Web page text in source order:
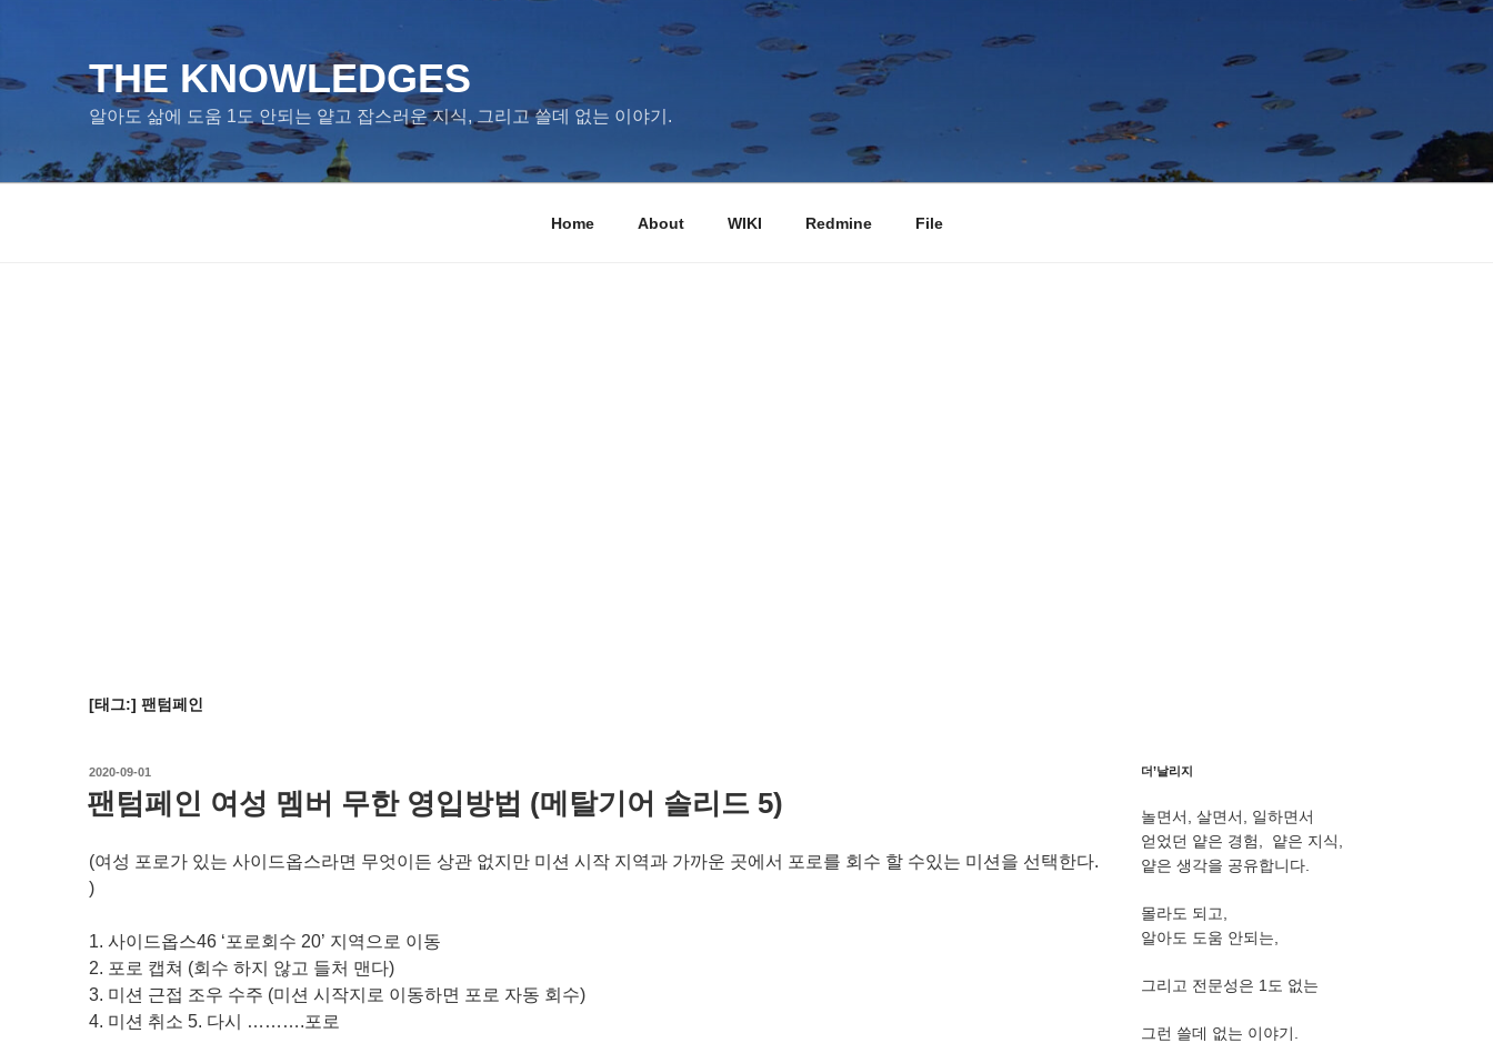
로
THE KNOWLEDGES
알아도 삶에 도움 1도 안되는 얕고 잡스러운 지식, 그리고 쓸데 없는 이야기.
Home About WIKI Redmine File
[태그:] 팬텀페인
작
일
2020-09-01
팬텀페인 여성 멤버 무한 영입방법 (메탈기어 솔리드 5)
(여성 포로가 있는 사이드옵스라면 무엇이든 상관 없지만 미션 시작 지역과 가까운 곳에서 포로를 회수 할 수있는 미션을 선택한다.
)
1. 사이드옵스46 ‘포로회수 20’ 지역으로 이동
2. 포로 캡쳐 (회수 하지 않고 들처 맨다)
3. 미션 근접 조우 수주 (미션 시작지로 이동하면 포로 자동 회수)
4. 미션 취소 5. 다시 ……….포로
더’날리지
놀면서, 살면서, 일하면서
얻었던 얕은 경험, 얕은 지식,
얕은 생각을 공유합니다.
몰라도 되고,
알아도 도움 안되는,
그리고 전문성은 1도 없는
그런 쓸데 없는 이야기.